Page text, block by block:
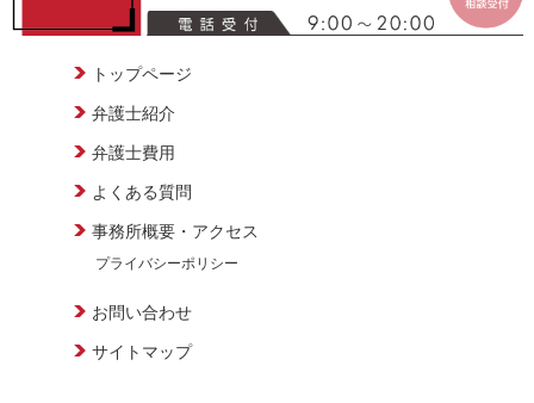
トップページ
弁護士紹介
弁護士費用
よくある質問
事務所概要・アクセス
プライバシーポリシー
お問い合わせ
サイトマップ